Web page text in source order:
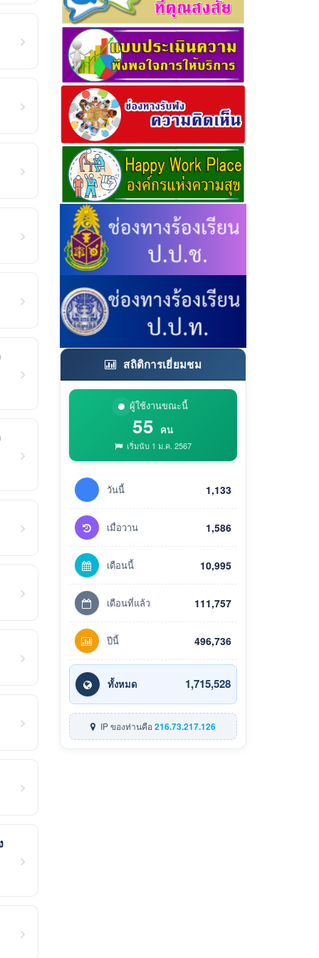
สถิติการเยี่ยมชม
ผู้ใช้งานขณะนี้
55 คน
เริ่มนับ 1 ม.ค. 2567
วันนี้ 1,133
เมื่อวาน 1,586
เดือนนี้ 10,995
เดือนที่แล้ว 111,757
ปีนี้ 496,736
ทั้งหมด 1,715,528
IP ของท่านคือ216.73.217.126